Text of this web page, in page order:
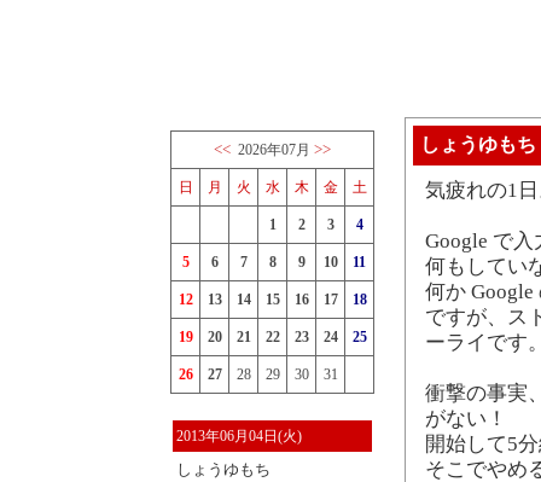
<< 2026年07月 >>
日 月 火 水 木 金 土
1 2 3 4
5 6 7 8 9 10 11
12 13 14 15 16 17 18
19 20 21 22 23 24 25
26 27 28 29 30 31
2013年06月04日(火)
しょうゆもち
しょうゆもち
気疲れの1
Google で
何もしてい
何か
ですが、ス
ーライです
衝撃の事実
がない！
開始して5
そこでやめ